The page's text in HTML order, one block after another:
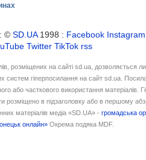
: ©SD.UA1998 : Facebook Instagram
Twitter TikTok rss
розміщених на сайті sd.ua, дозволяється
систем гіперпосилання на сайт sd.ua.
або часткового використання матеріалів.
розміщено в підзаголовку або в першому
матеріалів медіа «SD.UA» -громадська
онлайн» Окрема подяка MDF.